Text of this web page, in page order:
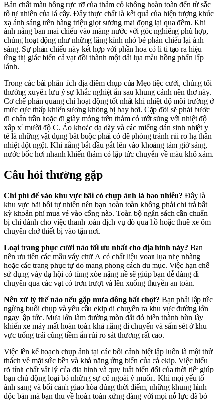
Bản chất màu hồng rực rỡ của thảm cỏ không hoàn toàn đến từ sắc
tố tự nhiên của lá cây. Đây thực chất là kết quả của hiện tượng khúc
xạ ánh sáng trên hàng triệu giọt sương mai đọng lại qua đêm. Khi
ánh nắng ban mai chiếu vào màng nước với góc nghiêng phù hợp,
chúng hoạt động như những lăng kính nhỏ bé phản chiếu lại ánh
sáng. Sự phản chiếu này kết hợp với phần hoa cỏ li ti tạo ra hiệu
ứng thị giác biến cả vạt đồi thành một dải lụa màu hồng phấn lấp
lánh.
Trong các bài phân tích địa điểm chụp của Mẹo tiệc cưới, chúng tôi
thường xuyên lưu ý sự khắc nghiệt ẩn sau khung cảnh nên thơ này.
Cơ chế phản quang chỉ hoạt động tốt nhất khi nhiệt độ môi trường ở
mức cực thấp khiến sương không bị bay hơi. Cặp đôi sẽ phải bước
đi chân trần hoặc đi giày mỏng trên thảm cỏ ướt sũng với nhiệt độ
xấp xỉ mười độ C. Áo khoác dạ dày và các miếng dán sinh nhiệt y
tế là những vật dụng bắt buộc phải có để phòng tránh rủi ro hạ thân
nhiệt đột ngột. Khi nắng bắt đầu gắt lên vào khoảng tám giờ sáng,
nước bốc hơi nhanh khiến thảm cỏ lập tức chuyển về màu khô xám.
Câu hỏi thường gặp
Chi phí để vào khu vực bãi cỏ chụp ảnh là bao nhiêu? Đây là
khu vực bãi bồi tự nhiên nên bạn hoàn toàn không phải chi trả bất
kỳ khoản phí mua vé vào cổng nào. Toàn bộ ngân sách cần chuẩn
bị chỉ dành cho việc thanh toán dịch vụ đò qua hồ hoặc thuê xe ôm
chuyên chở thiết bị vào tận nơi.
Loại trang phục cưới nào tối ưu nhất cho địa hình này? Bạn
nên ưu tiên các mẫu váy chữ A có chất liệu voan lụa nhẹ nhàng
hoặc các trang phục tự do mang phong cách du mục. Việc hạn chế
sử dụng váy dạ hội có tùng xòe nặng nề sẽ giúp bạn dễ dàng di
chuyển qua các vạt cỏ trơn trượt và lên xuống thuyền an toàn.
Nên xử lý thế nào nếu gặp mưa dông bất chợt? Bạn phải lập tức
ngừng buổi chụp và yêu cầu ekip di chuyển ra khu vực đường lớn
ngay lập tức. Mưa lớn làm đường mòn đất đỏ biến thành bùn lầy
khiến xe máy mất hoàn toàn khả năng di chuyển và sấm sét ở khu
vực trống trải cũng tiềm ẩn rủi ro sát thương rất cao.
Việc lên kế hoạch chụp ảnh tại các bối cảnh biệt lập luôn là một thử
thách về mặt sức bền và khả năng ứng biến của cả ekip. Việc hiểu
rõ tính chất vật lý của địa hình và quy luật biến đổi của thời tiết giúp
bạn chủ động loại bỏ những sự cố ngoài ý muốn. Khi mọi yếu tố
ánh sáng và bối cảnh giao hòa đúng thời điểm, những khung hình
độc bản mà bạn thu về hoàn toàn xứng đáng với mọi nỗ lực đã bỏ